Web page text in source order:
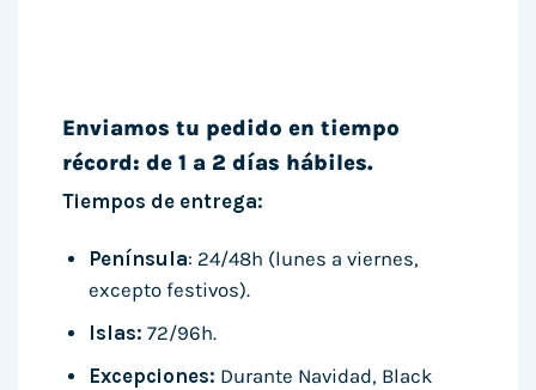
Enviamos tu pedido en tiempo
récord: de 1 a 2 días hábiles.
Tiempos de entrega:
Península: 24/48h (lunes a viernes,
excepto festivos).
Islas: 72/96h.
Excepciones: Durante Navidad, Black